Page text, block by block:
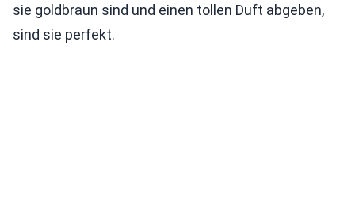
sie goldbraun sind und einen tollen Duft abgeben,
sind sie perfekt.